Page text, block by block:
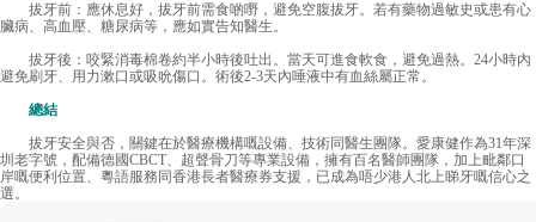
拔牙前：應休息好，拔牙前需食啲嘢，避免空腹拔牙。若有藥物過敏史或患有心
臟病、高血壓、糖尿病等，應如實告知醫生。
拔牙後：咬緊消毒棉卷約半小時後吐出。當天可進食軟食，避免過熱。24小時內
避免刷牙、用力漱口或吸吮傷口。術後2-3天內唾液中有血絲屬正常。
總結
拔牙安全與否，關鍵在於醫療機構嘅設備、技術同醫生團隊。愛康健作為31年深
圳老字號，配備德國CBCT、超聲骨刀等專業設備，擁有百名醫師團隊，加上毗鄰口
岸嘅便利位置、粵語服務同香港長者醫療券支援，已成為唔少港人北上睇牙嘅信心之
選。